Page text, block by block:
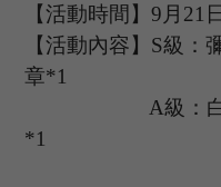
【活動時間】9 月 21
【活動內容】 S級：
章*1
A級：
*1